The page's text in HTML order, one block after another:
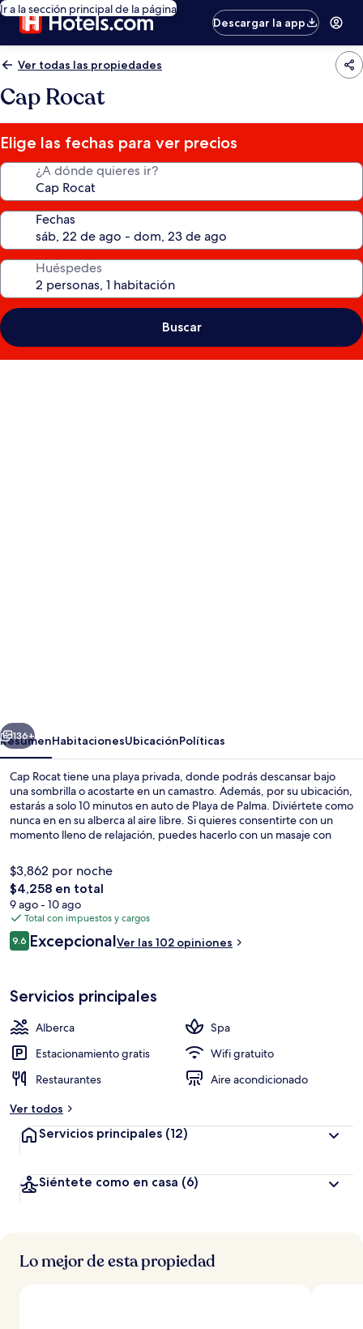
Ir a la sección principal de la página
Descargar la app
Ver todas las propiedades
Cap Rocat
Elige las fechas para ver precios
¿A dónde quieres ir?
Fechas
Huéspedes
Buscar
Siguiente
136+
ResumenHabitacionesUbicaciónPolíticas
Cap Rocat tiene una playa privada, donde podrás descansar bajo
una sombrilla o acostarte en un camastro. Además, por su ubicación,
estarás a solo 10 minutos en auto de Playa de Palma. Diviértete como
nunca en en su alberca al aire libre. Si quieres consentirte con un
momento lleno de relajación, puedes hacerlo con un masaje con
aromaterapia. Uno de sus 2 restaurantes es Fortress Restaurant, que
sirve cocina local. Otros servicios y amenidades a destacar de este
hotel de lujo son su terraza en la azotea, su bar junto a la alberca y su
sala de fitness.
$3,862 por noche
El
precio
total
es
de
$4,258 en total
9 ago - 10 ago
Total con impuestos y cargos
Opiniones
9.69.6 de 10,
ExcepcionalVer las 102 opiniones
Servicios principales
Alberca
Spa
Estacionamiento gratis
Wifi gratuito
Restaurantes
Aire acondicionado
Ver todos
Servicios principales (12)
Siéntete como en casa (6)
Lo mejor de esta propiedad